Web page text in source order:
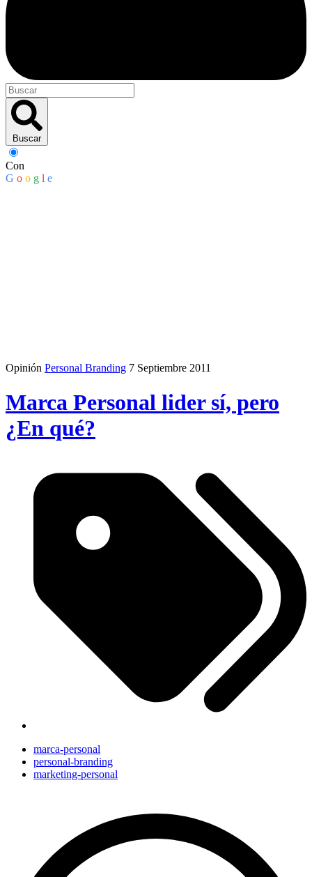
Buscar
Con
G o o g l e
Opinión Personal Branding 7 Septiembre 2011
Marca Personal lider sí, pero
¿En qué?
marca-personal
personal-branding
marketing-personal